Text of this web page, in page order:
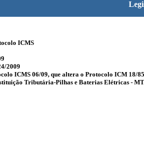
ICMS
2009
ICMS 06/09, que altera o Protocolo ICM 18/
Tributária-Pilhas e Baterias Elétricas - MT